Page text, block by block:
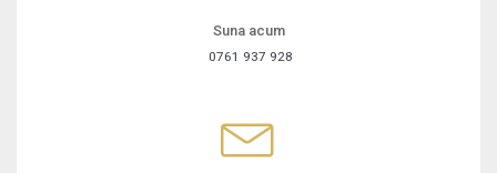
Suna acum
0761 937 928